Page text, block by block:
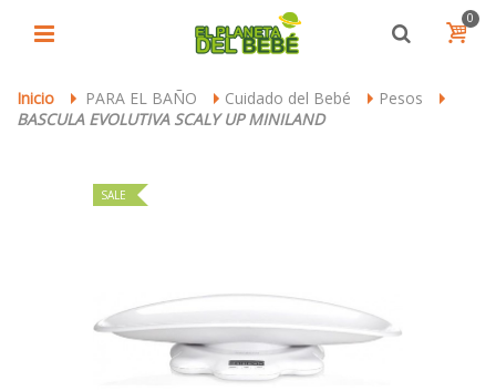
0
Inicio > PARA EL BAÑO > Cuidado del Bebé > Pesos >
BASCULA EVOLUTIVA SCALY UP MINILAND
SALE